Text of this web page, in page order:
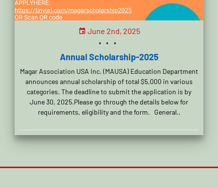
June 2nd, 2025
...
Annual Scholarship-2025
Magar Association USA Inc. (MAUSA) Education Department
announces annual scholarship of total $5,000 in various
categories. The deadline to submit the application is by
June 30, 2025.Please go through the details below for
requirements, eligibility and the form. General..